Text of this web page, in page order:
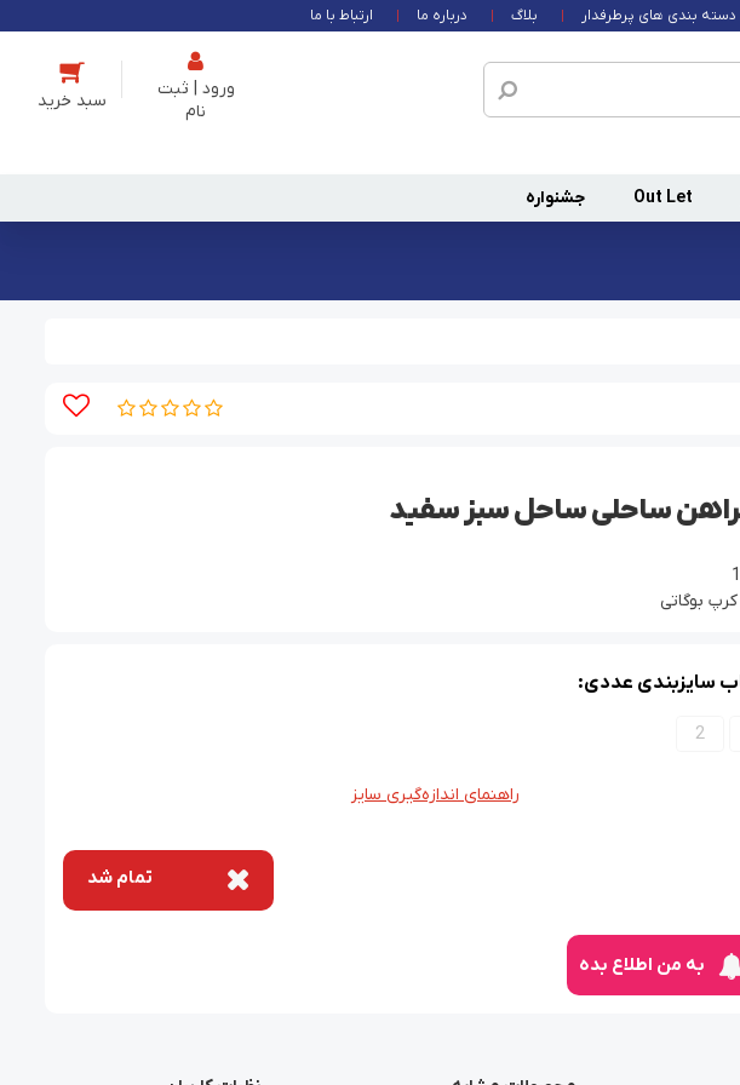
دسته بندی های پرطرفدار بلاگ درباره ما ارتباط با ما
ورود | ثبت
نام
Out Let جشنواره
ساحلی ساحل سبز سفید
بوگاتی
سایزبندی عددی:
2
راهنمای اندازه‌گیری سایز
تمام شد
به من اطلاع بده